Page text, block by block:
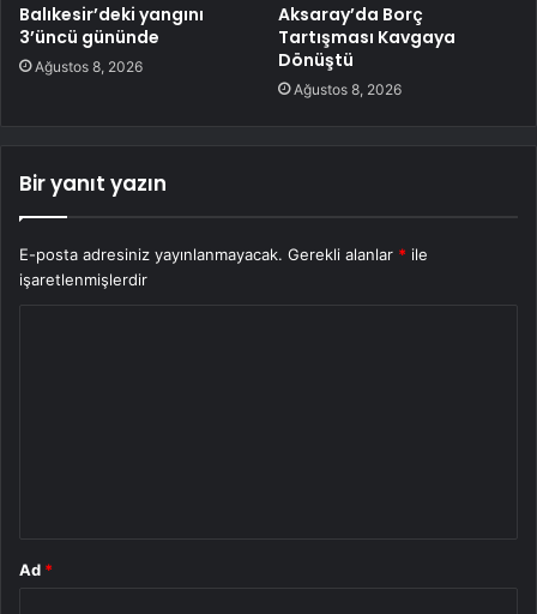
Balıkesir’deki yangını
3’üncü gününde
Ağustos 8, 2026
Aksaray’da Borç
Tartışması Kavgaya
Dönüştü
Ağustos 8, 2026
Bir yanıt yazın
E-posta adresiniz yayınlanmayacak. Gerekli alanlar * ile
işaretlenmişlerdir
Ad *